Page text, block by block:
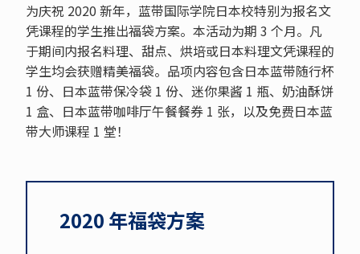
为庆祝 2020 新年，蓝带国际学院日本校特别为报名文
凭课程的学生推出福袋方案。本活动为期 3 个月。凡
于期间内报名料理、甜点、烘培或日本料理文凭课程的
学生均会获赠精美福袋。品项内容包含日本蓝带随行杯
1 份、日本蓝带保冷袋 1 份、迷你果酱 1 瓶、奶油酥饼
1 盒、日本蓝带咖啡厅午餐餐券 1 张，以及免费日本蓝
带大师课程 1 堂！
2020 年福袋方案